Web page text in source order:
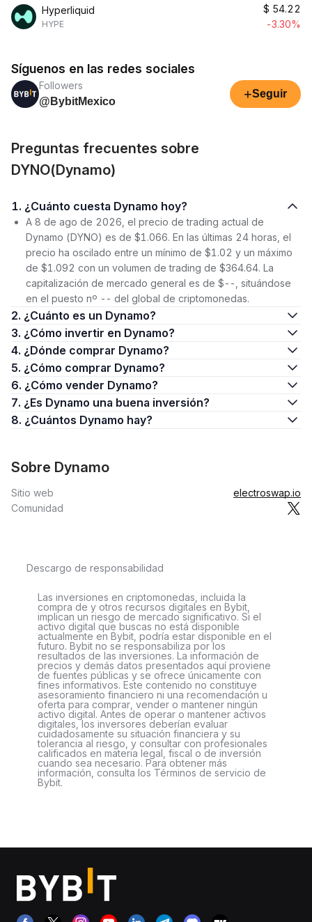
Hyperliquid
HYPE
$ 54.22
-3.30%
Síguenos en las redes sociales
Followers
@BybitMexico
+Seguir
Preguntas frecuentes sobre
DYNO(Dynamo)
1. ¿Cuánto cuesta Dynamo hoy?
A 8 de ago de 2026, el precio de trading actual de
Dynamo (DYNO) es de $1.066. En las últimas 24 horas, el
precio ha oscilado entre un mínimo de $1.02 y un máximo
de $1.092 con un volumen de trading de $364.64. La
capitalización de mercado general es de $--, situándose
en el puesto nº -- del global de criptomonedas.
2. ¿Cuánto es un Dynamo?
3. ¿Cómo invertir en Dynamo?
4. ¿Dónde comprar Dynamo?
5. ¿Cómo comprar Dynamo?
6. ¿Cómo vender Dynamo?
7. ¿Es Dynamo una buena inversión?
8. ¿Cuántos Dynamo hay?
Sobre Dynamo
Sitio web
electroswap.io
Comunidad
Descargo de responsabilidad
Las inversiones en criptomonedas, incluida la
compra de y otros recursos digitales en Bybit,
implican un riesgo de mercado significativo. Si el
activo digital que buscas no está disponible
actualmente en Bybit, podría estar disponible en el
futuro. Bybit no se responsabiliza por los
resultados de las inversiones. La información de
precios y demás datos presentados aquí proviene
de fuentes públicas y se ofrece únicamente con
fines informativos. Este contenido no constituye
asesoramiento financiero ni una recomendación u
oferta para comprar, vender o mantener ningún
activo digital. Antes de operar o mantener activos
digitales, los inversores deberían evaluar
cuidadosamente su situación financiera y su
tolerancia al riesgo, y consultar con profesionales
calificados en materia legal, fiscal o de inversión
cuando sea necesario. Para obtener más
información, consulta los Términos de servicio de
Bybit.